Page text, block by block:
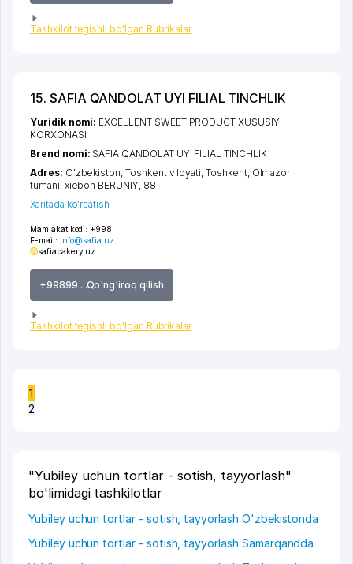
Tashkilot tegishli bo'lgan Rubrikalar
15. SAFIA QANDOLAT UYI FILIAL TINCHLIK
Mamlakat kodi: +998
E-mail: info@safia.uz
safiabakery.uz
+99899 ...Qo'ng'iroq qilish
Tashkilot tegishli bo'lgan Rubrikalar
Yuridik nomi: EXCELLENT SWEET PRODUCT XUSUSIY
KORXONASI
Brend nomi: SAFIA QANDOLAT UYI FILIAL TINCHLIK
Adres: O'zbekiston,Toshkent viloyati,Toshkent, Olmazor
tumani, xiеbon BERUNIY, 88
Xaritada ko'rsatish
1
2
"Yubiley uchun tortlar - sotish, tayyorlash"
bo'limidagi tashkilotlar
Yubiley uchun tortlar - sotish, tayyorlash O'zbekistonda
Yubiley uchun tortlar - sotish, tayyorlash Samarqandda